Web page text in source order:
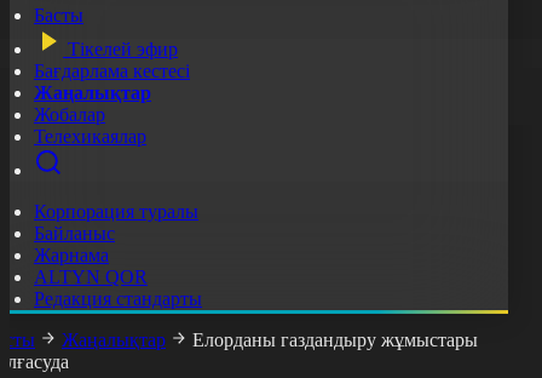
Басты
Тікелей эфир
Бағдарлама кестесі
Жаңалықтар
Жобалар
Телехикаялар
Корпорация туралы
Байланыс
Жарнама
ALTYN QOR
Редакция стандарты
Жаңалықтар
Елорданы газдандыру жұмыстары